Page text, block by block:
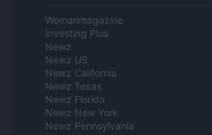
Womanmagazine
Investing Plus
Newz
Newz US
Newz California
Newz Texas
Newz Florida
Newz New York
Newz Pennsylvania